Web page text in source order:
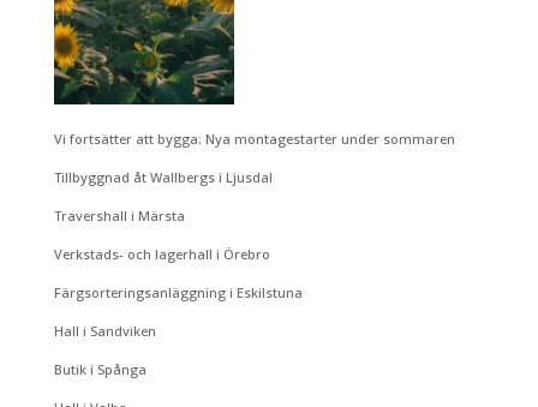
Vi fortsätter att bygga: Nya montagestarter under sommaren
Tillbyggnad åt Wallbergs i Ljusdal
Travershall i Märsta
Verkstads- och lagerhall i Örebro
Färgsorteringsanläggning i Eskilstuna
Hall i Sandviken
Butik i Spånga